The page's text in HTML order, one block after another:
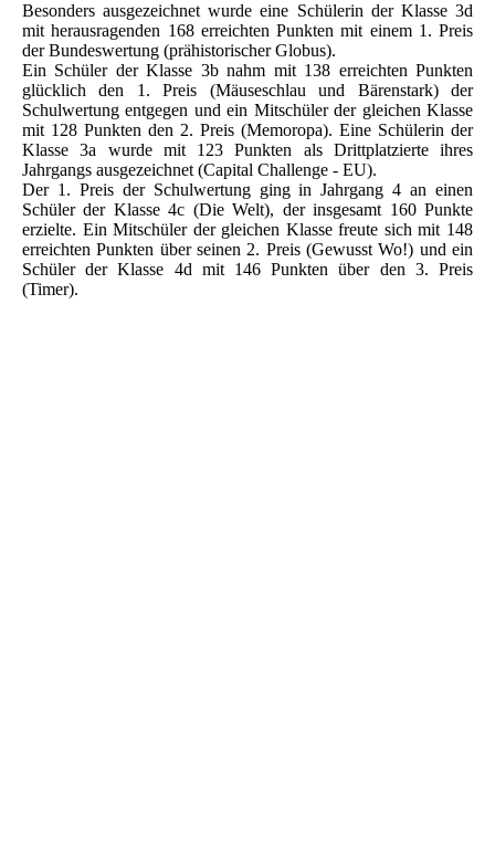
Besonders ausgezeichnet wurde eine Schülerin der Klasse 3d
mit herausragenden 168 erreichten Punkten mit einem 1. Preis
der Bundeswertung (prähistorischer Globus).
Ein Schüler der Klasse 3b nahm mit 138 erreichten Punkten
glücklich den 1. Preis (Mäuseschlau und Bärenstark) der
Schulwertung entgegen und ein Mitschüler der gleichen Klasse
mit 128 Punkten den 2. Preis (Memoropa). Eine Schülerin der
Klasse 3a wurde mit 123 Punkten als Drittplatzierte ihres
Jahrgangs ausgezeichnet (Capital Challenge - EU).
Der 1. Preis der Schulwertung ging in Jahrgang 4 an einen
Schüler der Klasse 4c (Die Welt), der insgesamt 160 Punkte
erzielte. Ein Mitschüler der gleichen Klasse freute sich mit 148
erreichten Punkten über seinen 2. Preis (Gewusst Wo!) und ein
Schüler der Klasse 4d mit 146 Punkten über den 3. Preis
(Timer).